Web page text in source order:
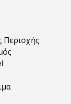
Περιοχής